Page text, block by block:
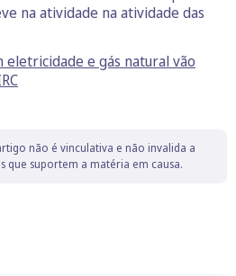
na atividade na atividade das
eletricidade e gás natural vão
não é vinculativa e não invalida a
que suportem a matéria em causa.